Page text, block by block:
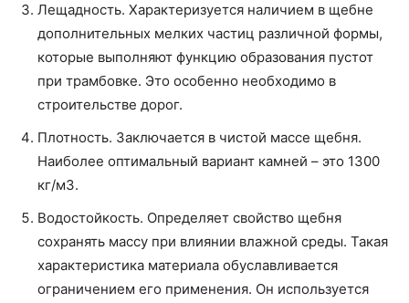
Лещадность. Характеризуется наличием в щебне
дополнительных мелких частиц различной формы,
которые выполняют функцию образования пустот
при трамбовке. Это особенно необходимо в
строительстве дорог.
Плотность. Заключается в чистой массе щебня.
Наиболее оптимальный вариант камней – это 1300
кг/м3.
Водостойкость. Определяет свойство щебня
сохранять массу при влиянии влажной среды. Такая
характеристика материала обуславливается
ограничением его применения. Он используется